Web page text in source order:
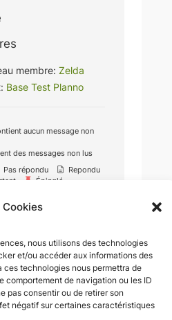
Cookies
nous utilisons des technologies
et/ou accéder aux informations des
ces technologies nous permettra de
comportement de navigation ou les ID
pas consentir ou de retirer son
négatif sur certaines caractéristiques
membre: Zelda
Base Test Planno
aucun message non
des messages non lus
Pas répondu
Repondu
Épinglé